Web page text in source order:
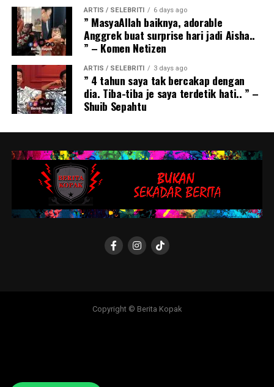
ARTIS / SELEBRITI 6 days ago
” MasyaAllah baiknya, adorable
Anggrek buat surprise hari jadi Aisha..
” – Komen Netizen
ARTIS / SELEBRITI 3 days ago
” 4 tahun saya tak bercakap dengan
dia. Tiba-tiba je saya terdetik hati.. ” –
Shuib Sepahtu
Copyright © Berita Kopak